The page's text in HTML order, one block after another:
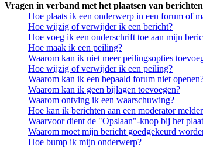
Vragen in verband met het plaatsen van berichten
Hoe plaats ik een onderwerp in een forum of
Hoe wijzig of verwijder ik een bericht?
Hoe voeg ik een onderschrift toe aan mijn
Hoe maak ik een peiling?
Waarom kan ik niet meer peilingsopties
Hoe wijzig of verwijder ik een peiling?
Waarom kan ik een bepaald forum niet
Waarom kan ik geen bijlagen toevoegen?
Waarom ontving ik een waarschuwing?
Hoe kan ik berichten aan een moderator
Waarvoor dient de "Opslaan"-knop bij het
Waarom moet mijn bericht goedgekeurd
Hoe bump ik mijn onderwerp?